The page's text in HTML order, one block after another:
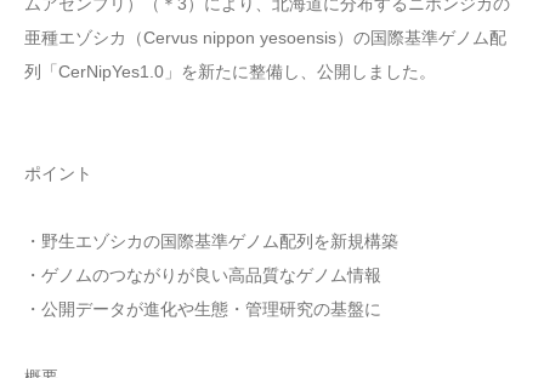
亜種エゾシカ（Cervus nippon yesoensis）の国際基準ゲノム配
列「CerNipYes1.0」を新たに整備し、公開しました。
ポイント
・野生エゾシカの国際基準ゲノム配列を新規構築
・ゲノムのつながりが良い高品質なゲノム情報
・公開データが進化や生態・管理研究の基盤に